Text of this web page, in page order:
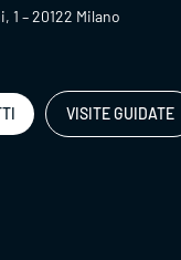
1 – 20122 Milano
VISITE GUIDATE